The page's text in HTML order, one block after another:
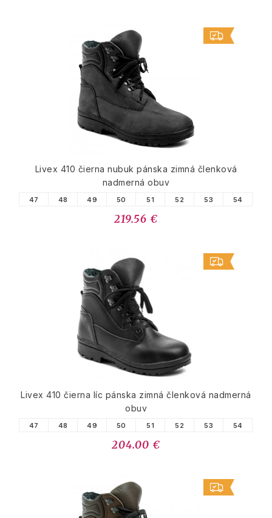
Livex 410 čierna nubuk pánska zimná členková
nadmerná obuv
47 48 49 50 51 52 53 54
219.56 €
Livex 410 čierna líc pánska zimná členková nadmerná
obuv
47 48 49 50 51 52 53 54
204.00 €